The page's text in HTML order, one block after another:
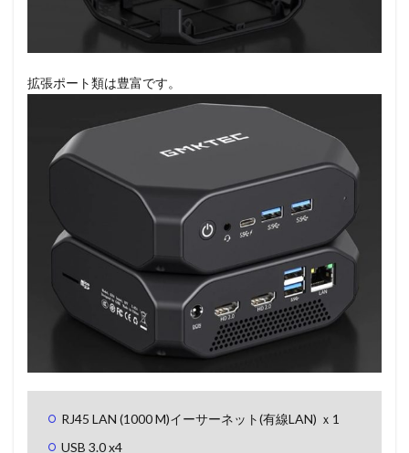
拡張ポート類は豊富です。
RJ45 LAN (1000 M)イーサーネット(有線LAN) ｘ1
USB 3.0 x4